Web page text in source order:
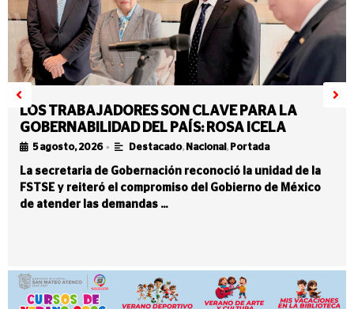
LOS TRABAJADORES SON CLAVE PARA LA
GOBERNABILIDAD DEL PAÍS: ROSA ICELA
5 agosto, 2026 • Destacado, Nacional , Portada
La secretaria de Gobernación reconoció la unidad de la
FSTSE y reiteró el compromiso del Gobierno de México
de atender las demandas …